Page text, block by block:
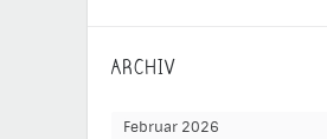
ARCHIV
Februar 2026